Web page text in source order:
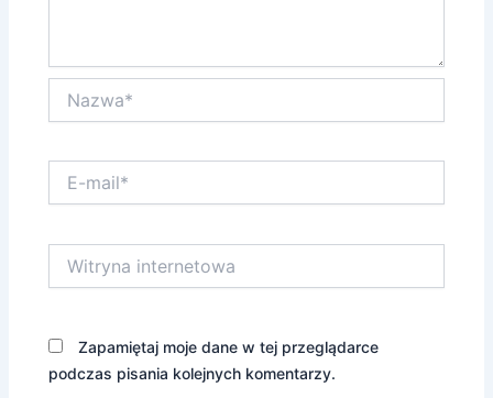
mail*
internetowa
Zapamiętaj moje dane w tej przeglądarce
podczas pisania kolejnych komentarzy.